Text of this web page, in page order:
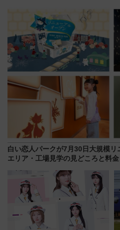
アクセス攻略法、2万発の花火が
都心の夜に！
白い恋人パークが7月30日大規模
エリア・工場見学の見どころと料